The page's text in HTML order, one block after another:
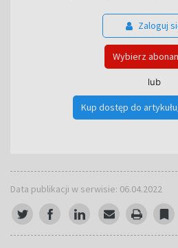
Zaloguj
Wybierz
lub
Kup dostęp do
Data publikacji w serwisie: 06.04.2022